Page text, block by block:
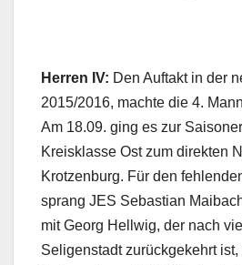
Herren IV: Den Auftakt in der
2015/2016, machte die 4.
Am 18.09. ging es zur
Kreisklasse Ost zum direkten
Krotzenburg. Für den
sprang JES Sebastian
mit Georg Hellwig, der nach
Seligenstadt zurückgekehrt